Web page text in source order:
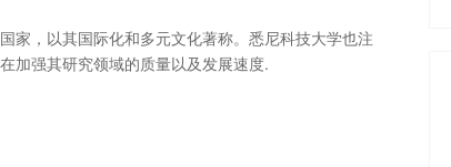
家，以其国际化和多元文化著称。悉尼科技大学也注
加强其研究领域的质量以及发展速度.